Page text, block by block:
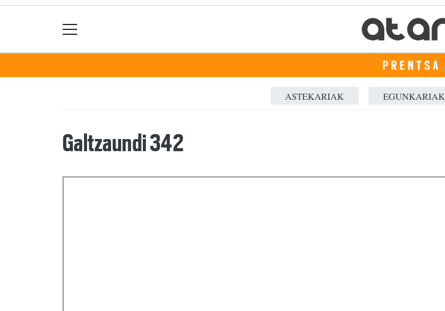
PRENTSA
ASTEKARIAK EGUNKARIAK
Galtzaundi 342